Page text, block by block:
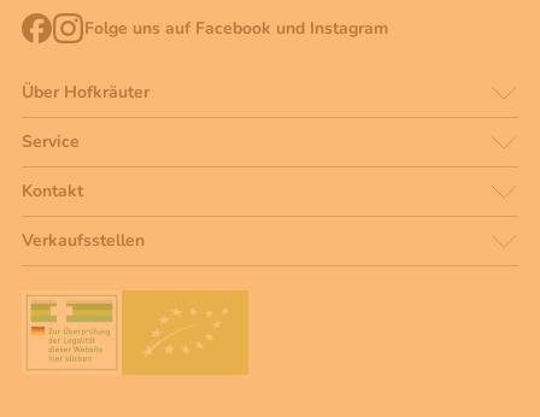
Folge uns auf Facebook und Instagram
Über Hofkräuter
Service
Kontakt
Verkaufsstellen